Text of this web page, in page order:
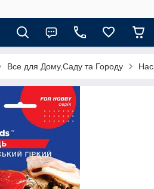
Все для Дому,Саду та Городу